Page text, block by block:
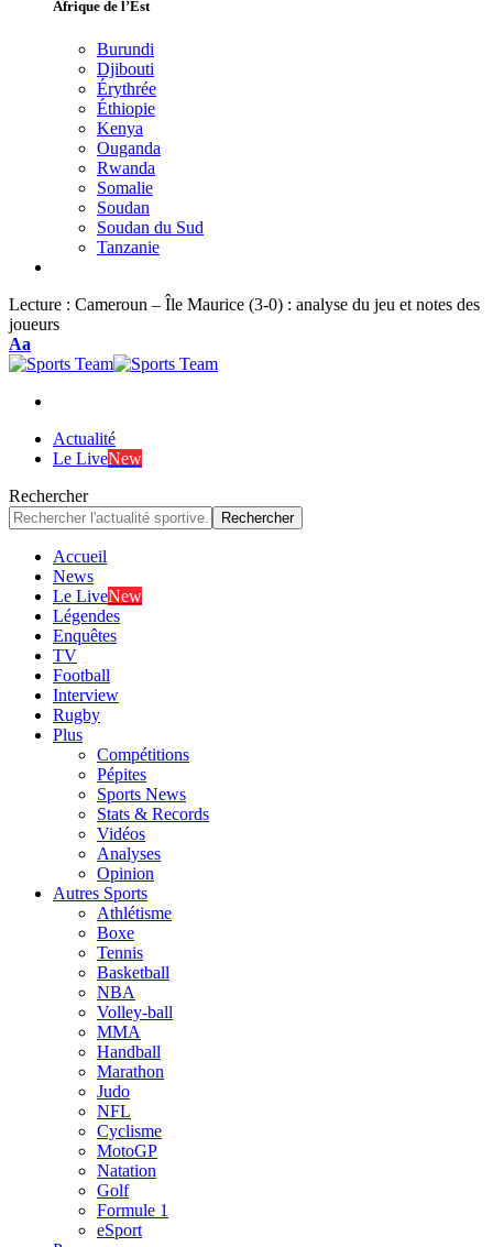
Afrique de l’Est
Burundi
Djibouti
Érythrée
Éthiopie
Kenya
Ouganda
Rwanda
Somalie
Soudan
Soudan du Sud
Tanzanie
Lecture : Cameroun – Île Maurice (3-0) : analyse du jeu et notes des
joueurs
Font
Resizer
Aa
Actualité
Le LiveNew
Rechercher
Accueil
News
Le LiveNew
Légendes
Enquêtes
TV
Football
Interview
Rugby
Plus
Compétitions
Pépites
Sports News
Stats & Records
Vidéos
Analyses
Opinion
Autres Sports
Athlétisme
Boxe
Tennis
Basketball
NBA
Volley-ball
MMA
Handball
Marathon
Judo
NFL
Cyclisme
MotoGP
Natation
Golf
Formule 1
eSport